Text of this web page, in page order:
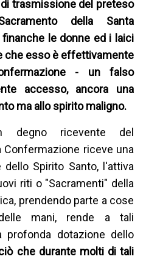
trasmissione del preteso
della Santa
le donne ed i laici
che esso è effettivamente
- un falso
accesso, ancora una
ma allo spirito maligno.
degno ricevente del
Confermazione riceve una
Spirito Santo, l'attiva
riti o "Sacramenti" della
prendendo parte a cose
mani, rende a tali
profonda dotazione dello
che durante molti di tali